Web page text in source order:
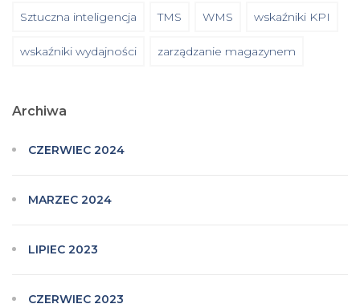
Sztuczna inteligencja TMS WMS wskaźniki KPI
wskaźniki wydajności zarządzanie magazynem
Archiwa
CZERWIEC 2024
MARZEC 2024
LIPIEC 2023
CZERWIEC 2023